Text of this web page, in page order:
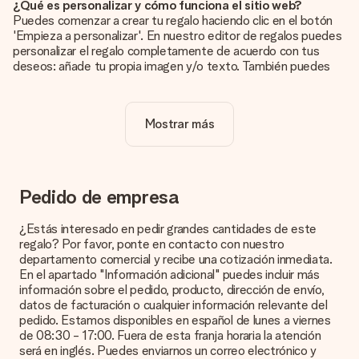
¿Qué es personalizar y cómo funciona el sitio web?
Puedes comenzar a crear tu regalo haciendo clic en el botón
'Empieza a personalizar'. En nuestro editor de regalos puedes
personalizar el regalo completamente de acuerdo con tus
deseos: añade tu propia imagen y/o texto. También puedes
¿La personalización está incluida en el precio?
El precio que se muestra en el sitio web incluye la
¿Cómo puedo saber si mi imagen tiene la calidad
adecuada?
satisfecho con tu regalo. Por eso es importante utilizar fotos
de alta calidad. Si no estás seguro de la calidad de la imagen,
ponte en contacto con nuestro equipo de atención al cliente e
incluye la foto junto con el regalo que te interesa encargar.
Ellos podrán comprobar la calidad por ti.
¿Qué formatos puedo cargar?
Puedes carga archivos JPG y PNG en nuestro editor. ¿Es
esto demasiado técnico o tienes una imagen de un formato
Mostrar más
Pedido de empresa
¿Estás interesado en pedir grandes cantidades de este
regalo? Por favor, ponte en contacto con nuestro
departamento comercial y recibe una cotización inmediata.
En el apartado "Información adicional" puedes incluir más
información sobre el pedido, producto, dirección de envío,
datos de facturación o cualquier información relevante del
pedido. Estamos disponibles en español de lunes a viernes
de 08:30 - 17:00. Fuera de esta franja horaria la atención
será en inglés. Puedes enviarnos un correo electrónico y